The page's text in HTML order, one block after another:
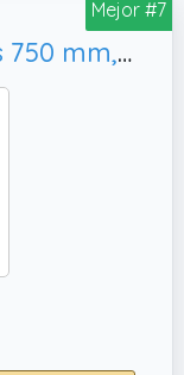
Mejor #7
S&R Cizalla corta pernos 750 mm, corte de 12 mm. Cizallas de acero cromo molibdeno Profesionales